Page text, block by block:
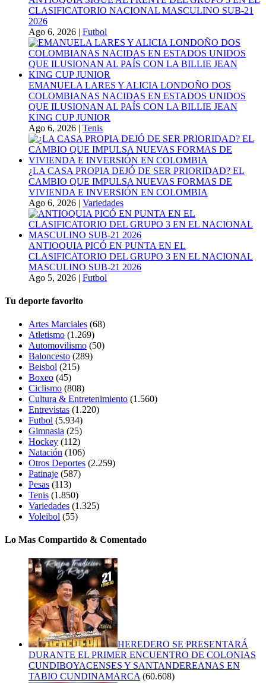
CLASIFICATORIO NACIONAL MASCULINO SUB-21
2026
Ago 6, 2026 | Futbol
EMANUELA LARES Y ALICIA LONDOÑO DOS
COLOMBIANAS NACIDAS EN ESTADOS UNIDOS
QUE ILUSIONAN AL PAÍS CON LA BILLIE JEAN
KING CUP JUNIOR
Ago 6, 2026 | Tenis
¿LA CASA PROPIA DEJÓ DE SER PRIORIDAD? EL
CAMBIO QUE IMPULSA NUEVAS FORMAS DE
VIVIENDA E INVERSIÓN EN COLOMBIA
Ago 6, 2026 | Variedades
ANTIOQUIA PICÓ EN PUNTA EN EL
CLASIFICATORIO DEL GRUPO 3 EN EL NACIONAL
MASCULINO SUB-21 2026
Ago 5, 2026 | Futbol
Tu deporte favorito
Artes Marciales (68)
Atletismo (1.269)
Automovilismo (50)
Baloncesto (289)
Beisbol (215)
Boxeo (45)
Ciclismo (808)
Cultura & Entretenimiento (1.560)
Entrevistas (1.220)
Futbol (5.934)
Gimnasia (25)
Hockey (112)
Natación (106)
Otros Deportes (2.259)
Patinaje (587)
Pesas (113)
Tenis (1.850)
Variedades (1.325)
Voleibol (55)
Lo Mas Compartido & Comentado
HEREDERO SE PRESENTARÁ
DURANTE EL PRIMER ENCUENTRO DE COLONIAS
CUNDIBOYACENSES Y SANTANDEREANAS EN
TABIO CUNDINAMARCA (60.608)